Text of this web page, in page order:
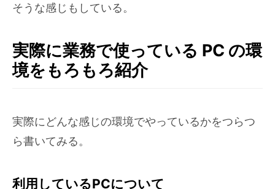
そうな感じもしている。
実際に業務で使っている PC の環
境をもろもろ紹介
実際にどんな感じの環境でやっているかをつらつ
ら書いてみる。
利用しているPCについて